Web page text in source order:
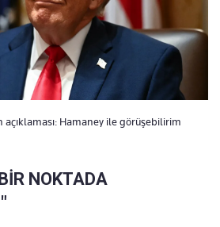
Hamaney ile görüşebilirim
NOKTADA